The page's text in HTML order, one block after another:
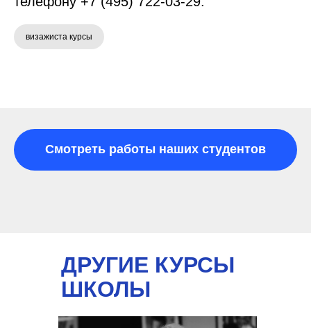
визажиста курсы
Смотреть работы наших студентов
ДРУГИЕ КУРСЫ
ШКОЛЫ